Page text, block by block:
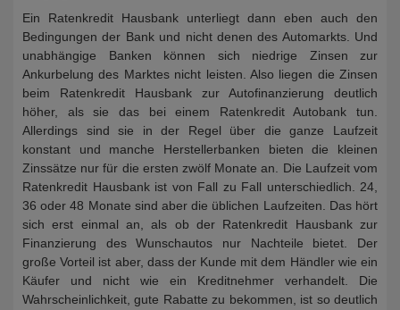
Ein Ratenkredit Hausbank unterliegt dann eben auch den
Bedingungen der Bank und nicht denen des Automarkts. Und
unabhängige Banken können sich niedrige Zinsen zur
Ankurbelung des Marktes nicht leisten. Also liegen die Zinsen
beim Ratenkredit Hausbank zur Autofinanzierung deutlich
höher, als sie das bei einem Ratenkredit Autobank tun.
Allerdings sind sie in der Regel über die ganze Laufzeit
konstant und manche Herstellerbanken bieten die kleinen
Zinssätze nur für die ersten zwölf Monate an. Die Laufzeit vom
Ratenkredit Hausbank ist von Fall zu Fall unterschiedlich. 24,
36 oder 48 Monate sind aber die üblichen Laufzeiten. Das hört
sich erst einmal an, als ob der Ratenkredit Hausbank zur
Finanzierung des Wunschautos nur Nachteile bietet. Der
große Vorteil ist aber, dass der Kunde mit dem Händler wie ein
Käufer und nicht wie ein Kreditnehmer verhandelt. Die
Wahrscheinlichkeit, gute Rabatte zu bekommen, ist so deutlich